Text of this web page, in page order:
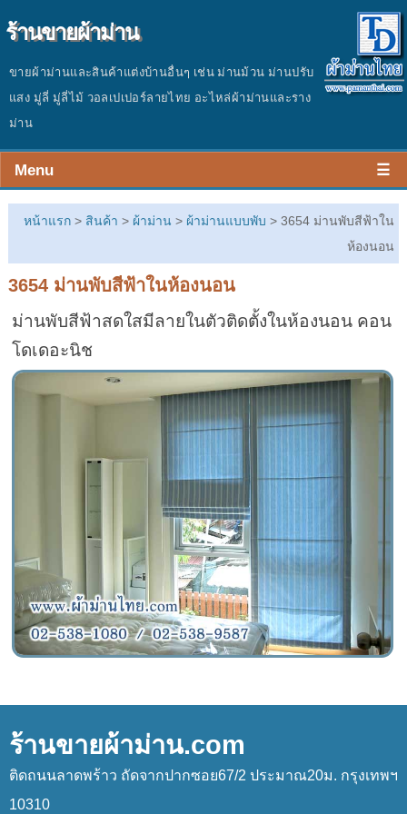
ร้านขายผ้าม่าน
ขายผ้าม่านและสินค้าแต่งบ้านอื่นๆ เช่น ม่านม้วน ม่านปรับ
แสง มู่ลี่ มู่ลี่ไม้ วอลเปเปอร์ลายไทย อะไหล่ผ้าม่านและราง
ม่าน
Menu ☰
หน้าร้าน
ผลงาน
ประเมินราคา
ติดต่อร้าน
บทความ
หน้าแรก > สินค้า > ผ้าม่าน > ผ้าม่านแบบพับ > 3654 ม่านพับสีฟ้าใน
ห้องนอน
3654 ม่านพับสีฟ้าในห้องนอน
ม่านพับสีฟ้าสดใสมีลายในตัวติดตั้งในห้องนอน คอน
โดเดอะนิช
ร้านขายผ้าม่าน.com
ติดถนนลาดพร้าว ถัดจากปากซอย67/2 ประมาณ20ม. กรุงเทพฯ
10310